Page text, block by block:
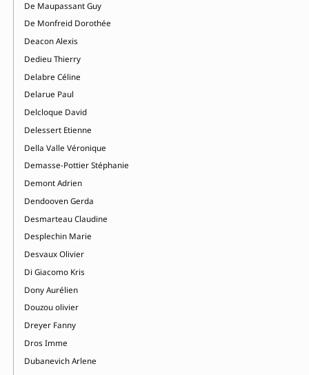
De Maupassant Guy
De Monfreid Dorothée
Deacon Alexis
Dedieu Thierry
Delabre Céline
Delarue Paul
Delcloque David
Delessert Etienne
Della Valle Véronique
Demasse-Pottier Stéphanie
Demont Adrien
Dendooven Gerda
Desmarteau Claudine
Desplechin Marie
Desvaux Olivier
Di Giacomo Kris
Dony Aurélien
Douzou olivier
Dreyer Fanny
Dros Imme
Dubanevich Arlene